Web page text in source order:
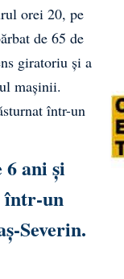
orei 20, pe
de 65 de
giratoriu și a
mașinii.
într-un
ani și
într-un
Severin.